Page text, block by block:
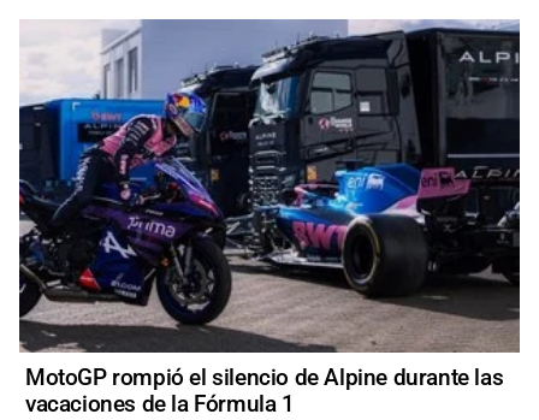
MotoGP rompió el silencio de Alpine durante las
vacaciones de la Fórmula 1